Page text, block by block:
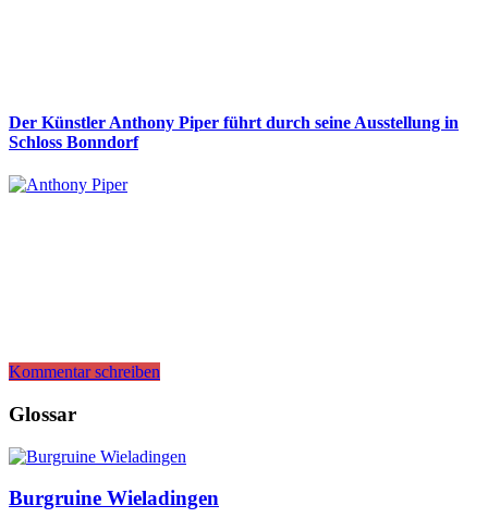
Der Künstler Anthony Piper führt durch seine Ausstellung in
Schloss Bonndorf
Kommentar schreiben
Glossar
Burgruine Wieladingen